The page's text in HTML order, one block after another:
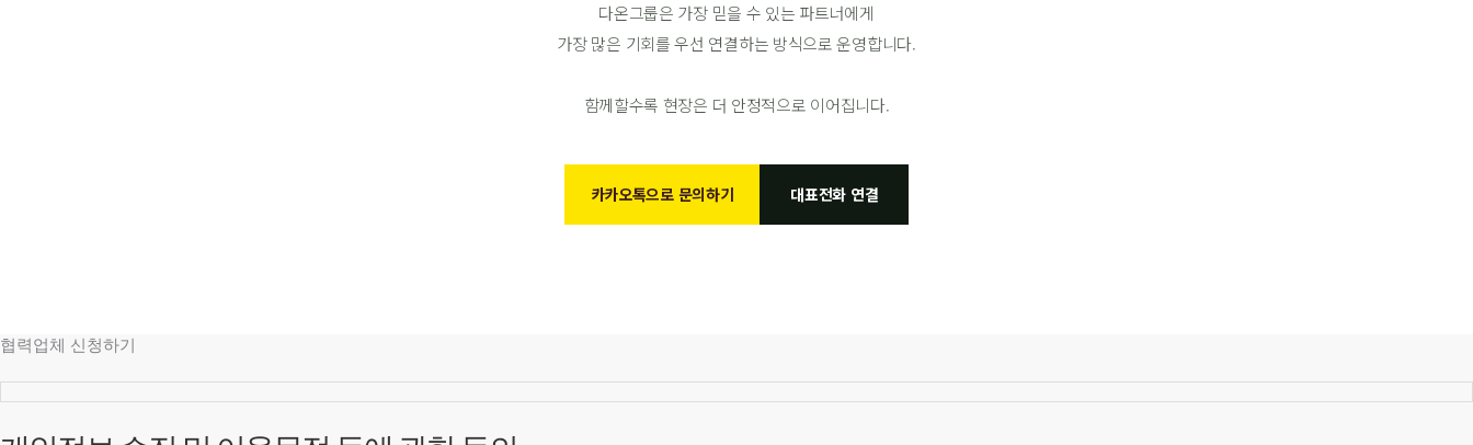
다온그룹은 가장 믿을 수 있는 파트너에게
가장 많은 기회를 우선 연결하는 방식으로 운영합니다.
함께할수록 현장은 더 안정적으로 이어집니다.
카카오톡으로 문의하기 대표전화 연결
협력업체 신청하기